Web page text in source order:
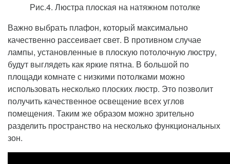
Рис.4. Люстра плоская на натяжном потолке
Важно выбрать плафон, который максимально
качественно рассеивает свет. В противном случае
лампы, установленные в плоскую потолочную люстру,
будут выглядеть как яркие пятна. В большой по
площади комнате с низкими потолками можно
использовать несколько плоских люстр. Это позволит
получить качественное освещение всех углов
помещения. Таким же образом можно зрительно
разделить пространство на несколько функциональных
зон.